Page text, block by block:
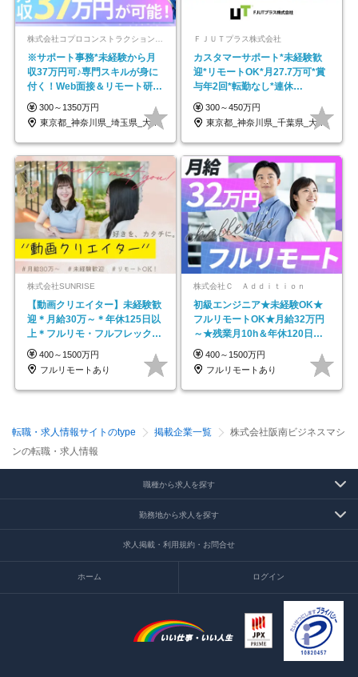
株式会社コプロコンストラクション【東証プライム上場コプロ・ホールディングス子会社】
※サポート事務*未経験から月
収37万円可♪専門スキルが身に
付く！Web面接＆リモート研修
も充実♪/a
300～1350万円
東京都_神奈川県_埼玉県_大阪府_愛知県…
ＦＪＵＴプラス株式会社
カスタマーサポート*未経験歓
迎*リモートOK*月27.7万可*賞
与年2回*転勤なし*連休
OK/ZE010232
300～450万円
東京都_神奈川県_千葉県_大阪府_愛知県…
株式会社SUNRISE
【動画クリエイター】未経験歓
迎＊月給30万～＊年休125日以
上＊フルリモ・フルフレックス
◆10名の採用が決定◆
400～1500万円
フルリモートあり
株式会社Ｃ Ａｄｄｉｔｉｏｎ
初級エンジニア★未経験OK★
フルリモートOK★月給32万円
～★残業月10h＆年休120日以
上★副業可
400～1500万円
フルリモートあり
転職・求人情報サイトのtype 掲載企業一覧
株式会社阪南ビジネスマシ
ンの転職・求人情報
職種から求人を探す
勤務地から求人を探す
求人掲載・利用規約・お問合せ
ホーム ログイン